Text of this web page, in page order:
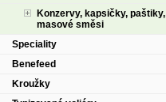
Konzervy, kapsičky, paštiky,
masové směsi
Speciality
Benefeed
Kroužky